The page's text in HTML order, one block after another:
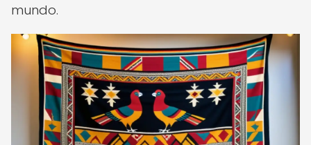
mundo.